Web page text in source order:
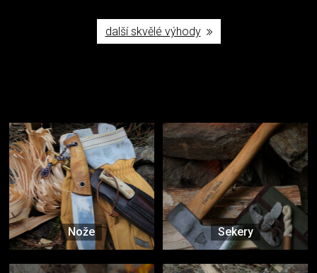
další skvělé výhody
Nože Sekery